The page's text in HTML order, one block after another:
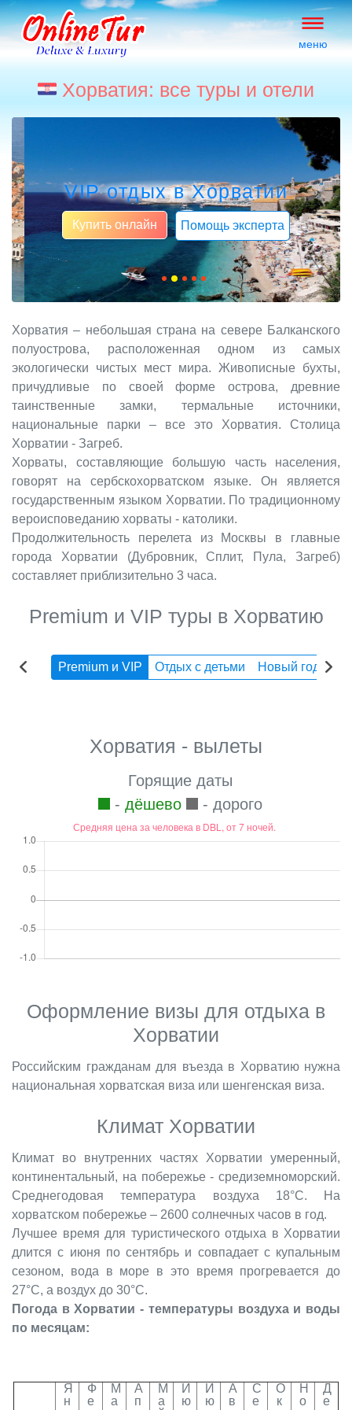
меню
Хорватия: все туры и отели
VIP отдых в Хорватии
Купить онлайн Помощь эксперта
Хорватия – небольшая страна на севере Балканского
полуострова, расположенная одном из самых
экологически чистых мест мира. Живописные бухты,
причудливые по своей форме острова, древние
таинственные замки, термальные источники,
национальные парки – все это Хорватия. Столица
Хорватии - Загреб.
Хорваты, составляющие большую часть населения,
говорят на сербскохорватском языке. Он является
государственным языком Хорватии. По традиционному
вероисповеданию хорваты - католики.
Продолжительность перелета из Москвы в главные
города Хорватии (Дубровник, Сплит, Пула, Загреб)
составляет приблизительно 3 часа.
Premium и VIP туры в Хорватию
Premium и VIP Отдых с детьми Новый год
Хорватия - вылеты
Горящие даты
- дёшево - дорого
Оформление визы для отдыха в
Хорватии
Российским гражданам для въезда в Хорватию нужна
национальная хорватская виза или шенгенская виза.
Климат Хорватии
Климат во внутренних частях Хорватии умеренный,
континентальный, на побережье - средиземноморский.
Среднегодовая температура воздуха 18°С. На
хорватском побережье – 2600 солнечных часов в год.
Лучшее время для туристического отдыха в Хорватии
длится с июня по сентябрь и совпадает с купальным
сезоном, вода в море в это время прогревается до
27°С, а воздух до 30°С.
Погода в Хорватии - температуры воздуха и воды
по месяцам:
Я
н
Ф
е
М
а
А
п
М
а
И
ю
И
ю
А
в
С
е
О
к
Н
о
Д
е